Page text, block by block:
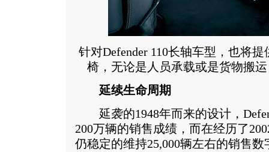
针对Defender 110长轴车型，也将
椅，无论是人员承载或是货物搬
延续生命周期
延袭的1948年而来的设计，
200万辆的销售成绩，而在经历了
仍稳定的维持25,000辆左右的销售数